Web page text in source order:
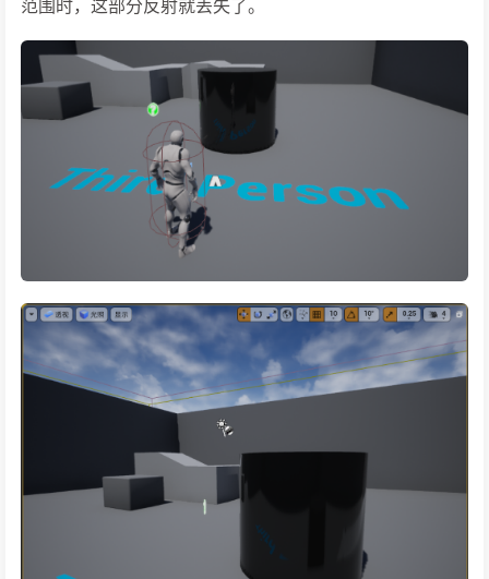
范围时，这部分反射就丢失了。